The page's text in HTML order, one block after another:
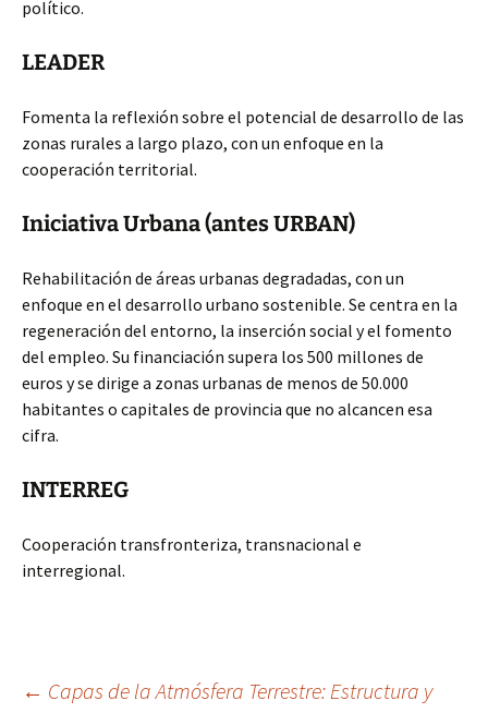
político.
LEADER
Fomenta la reflexión sobre el potencial de desarrollo de las
zonas rurales a largo plazo, con un enfoque en la
cooperación territorial.
Iniciativa Urbana (antes URBAN)
Rehabilitación de áreas urbanas degradadas, con un
enfoque en el desarrollo urbano sostenible. Se centra en la
regeneración del entorno, la inserción social y el fomento
del empleo. Su financiación supera los 500 millones de
euros y se dirige a zonas urbanas de menos de 50.000
habitantes o capitales de provincia que no alcancen esa
cifra.
INTERREG
Cooperación transfronteriza, transnacional e
interregional.
← Capas de la Atmósfera Terrestre: Estructura y